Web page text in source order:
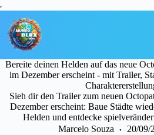
Bereite deinen Helden auf das neue
im Dezember erscheint - mit Trailer,
Sieh dir den Trailer zum neuen
Dezember erscheint: Baue Städte
Helden und entdecke
Marcelo Souza
20/09/